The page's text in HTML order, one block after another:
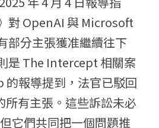
對 OpenAI 與 Microsoft
部分主張獲准繼續往下
是 The Intercept 相關案
的報導提到，法官已駁回
有主張。這些訴訟未必
它們共同把一個問題推